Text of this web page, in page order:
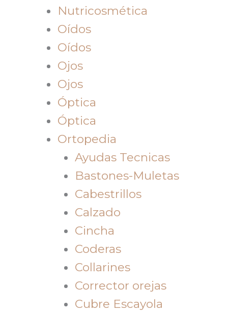
Nutricosmética
Oídos
Oídos
Ojos
Ojos
Óptica
Óptica
Ortopedia
Ayudas Tecnicas
Bastones-Muletas
Cabestrillos
Calzado
Cincha
Coderas
Collarines
Corrector orejas
Cubre Escayola